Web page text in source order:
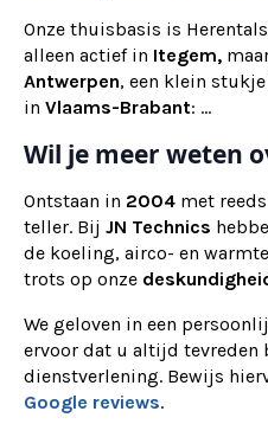
Onze thuisbasis is
alleen actief in Itegem,
Antwerpen, een klein stukje
in Vlaams-Brabant: ...
Wil je meer weten
Ontstaan in 2004 met
teller. Bij JN Technics
de koeling, airco- en
trots op onze
We geloven in een
ervoor dat u altijd tevreden
dienstverlening. Bewijs
Google reviews.